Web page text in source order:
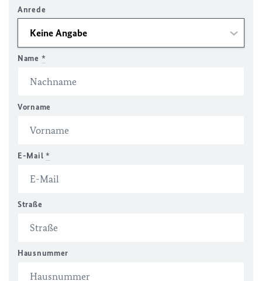
Anrede
Name *
Vorname
E-Mail *
Straße
Hausnummer